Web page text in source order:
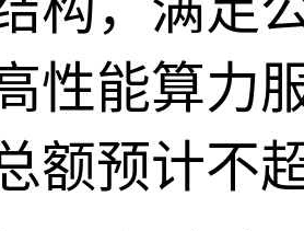
性能算力
额预计不